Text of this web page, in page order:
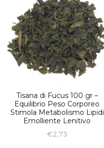
Tisana di Fucus 100 gr –
Equilibrio Peso Corporeo
Stimola Metabolismo Lipidi
Emolliente Lenitivo
€2,73